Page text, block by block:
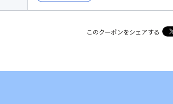
このクーポンをシェアする